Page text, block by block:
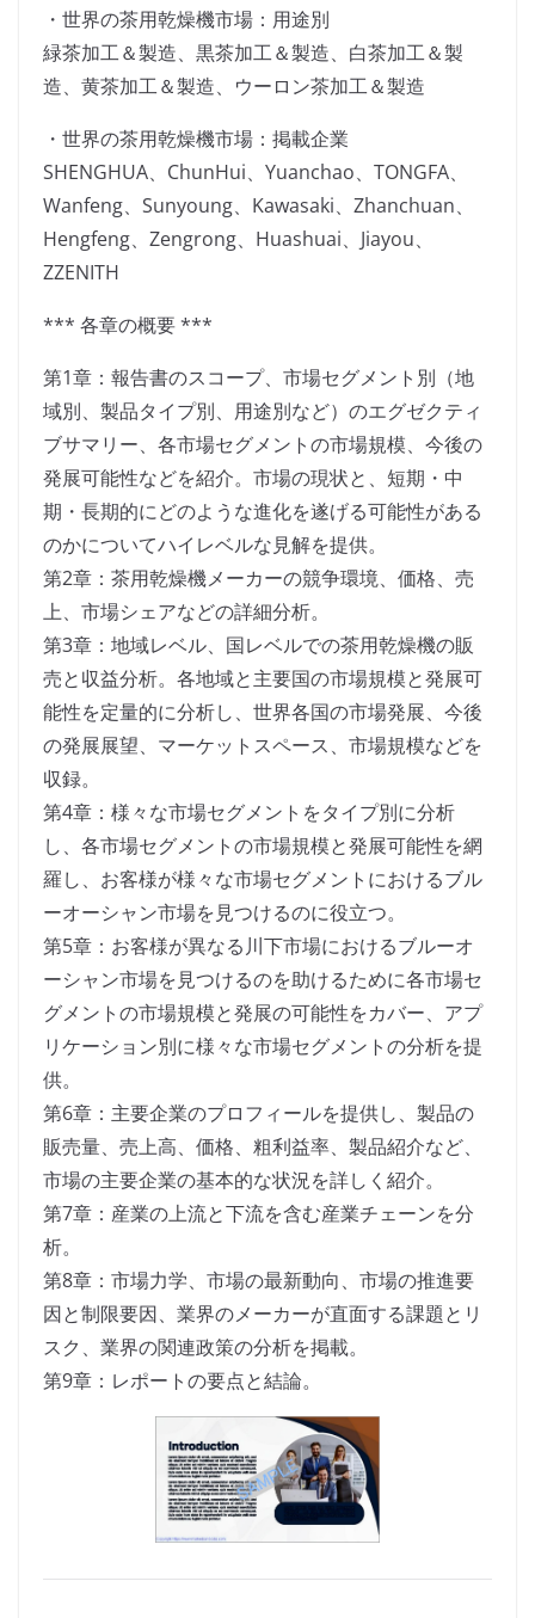
・世界の茶用乾燥機市場：用途別
緑茶加工＆製造、黒茶加工＆製造、白茶加工＆製
造、黄茶加工＆製造、ウーロン茶加工＆製造
・世界の茶用乾燥機市場：掲載企業
SHENGHUA、ChunHui、Yuanchao、TONGFA、
Wanfeng、Sunyoung、Kawasaki、Zhanchuan、
Hengfeng、Zengrong、Huashuai、Jiayou、
ZZENITH
*** 各章の概要 ***
第1章：報告書のスコープ、市場セグメント別（地
域別、製品タイプ別、用途別など）のエグゼクティ
ブサマリー、各市場セグメントの市場規模、今後の
発展可能性などを紹介。市場の現状と、短期・中
期・長期的にどのような進化を遂げる可能性がある
のかについてハイレベルな見解を提供。
第2章：茶用乾燥機メーカーの競争環境、価格、売
上、市場シェアなどの詳細分析。
第3章：地域レベル、国レベルでの茶用乾燥機の販
売と収益分析。各地域と主要国の市場規模と発展可
能性を定量的に分析し、世界各国の市場発展、今後
の発展展望、マーケットスペース、市場規模などを
収録。
第4章：様々な市場セグメントをタイプ別に分析
し、各市場セグメントの市場規模と発展可能性を網
羅し、お客様が様々な市場セグメントにおけるブル
ーオーシャン市場を見つけるのに役立つ。
第5章：お客様が異なる川下市場におけるブルーオ
ーシャン市場を見つけるのを助けるために各市場セ
グメントの市場規模と発展の可能性をカバー、アプ
リケーション別に様々な市場セグメントの分析を提
供。
第6章：主要企業のプロフィールを提供し、製品の
販売量、売上高、価格、粗利益率、製品紹介など、
市場の主要企業の基本的な状況を詳しく紹介。
第7章：産業の上流と下流を含む産業チェーンを分
析。
第8章：市場力学、市場の最新動向、市場の推進要
因と制限要因、業界のメーカーが直面する課題とリ
スク、業界の関連政策の分析を掲載。
第9章：レポートの要点と結論。